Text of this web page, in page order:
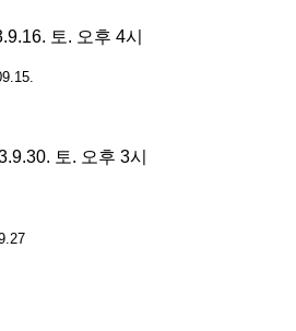
토. 오후 4시
토. 오후 3시